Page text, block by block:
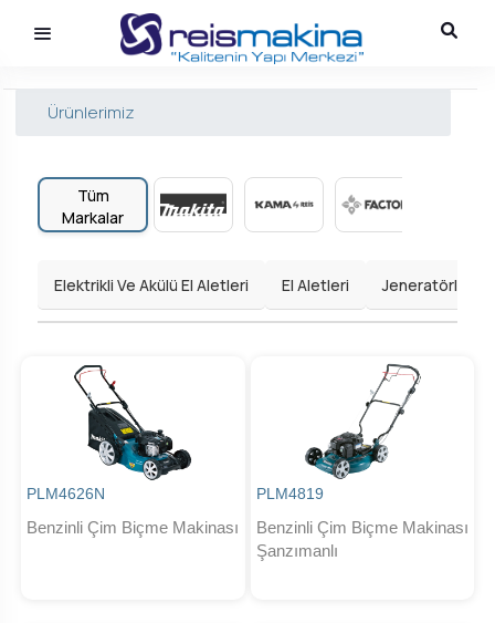
Ürünlerimiz
Tüm
Markalar
Elektrikli Ve Akülü El Aletleri El Aletleri Jeneratörler
PLM4626N
Benzinli Çim Biçme Makinası
PLM4819
Benzinli Çim Biçme Makinası
Şanzımanlı